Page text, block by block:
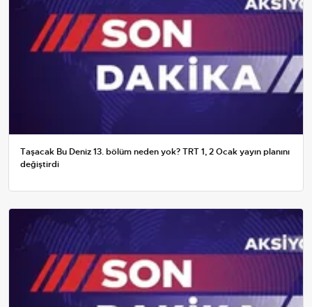
Taşacak Bu Deniz 13. bölüm neden yok? TRT 1, 2 Ocak yayın planını
değiştirdi